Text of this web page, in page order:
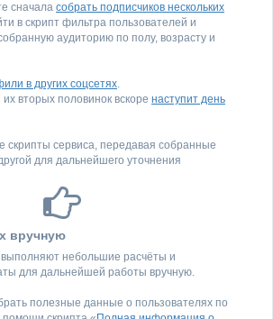
сначала собрать подписчиков нескольких
в скрипт фильтра пользователей и
аудиторию по полу, возрасту и
в других соцсетях.
их вторых половинок вскоре наступит день
скрипты сервиса, передавая собранные
для дальнейшего уточнения
вручную
выполняют небольшие расчёты и
для дальнейшей работы вручную.
полезные данные о пользователях по